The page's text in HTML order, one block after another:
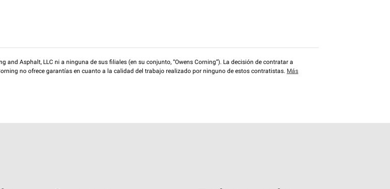
Asphalt, LLC ni a ninguna de sus filiales (en su conjunto, “Owens Corning”). La decisión de contratar a
no ofrece garantías en cuanto a la calidad del trabajo realizado por ninguno de estos contratistas. Más